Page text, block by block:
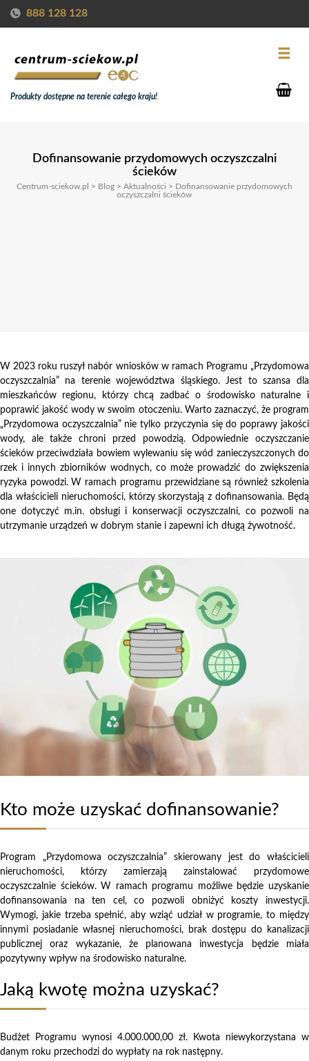
888 128 128
Produkty dostępne na terenie całego kraju!
Dofinansowanie przydomowych oczyszczalni
ścieków
Centrum-sciekow.pl > Blog > Aktualności > Dofinansowanie przydomowych
oczyszczalni ścieków
W 2023 roku ruszył nabór wniosków w ramach Programu „Przydomowa
oczyszczalnia” na terenie województwa śląskiego. Jest to szansa dla
mieszkańców regionu, którzy chcą zadbać o środowisko naturalne i
poprawić jakość wody w swoim otoczeniu. Warto zaznaczyć, że program
„Przydomowa oczyszczalnia” nie tylko przyczynia się do poprawy jakości
wody, ale także chroni przed powodzią. Odpowiednie oczyszczanie
ścieków przeciwdziała bowiem wylewaniu się wód zanieczyszczonych do
rzek i innych zbiorników wodnych, co może prowadzić do zwiększenia
ryzyka powodzi. W ramach programu przewidziane są również szkolenia
dla właścicieli nieruchomości, którzy skorzystają z dofinansowania. Będą
one dotyczyć m.in. obsługi i konserwacji oczyszczalni, co pozwoli na
utrzymanie urządzeń w dobrym stanie i zapewni ich długą żywotność.
Kto może uzyskać dofinansowanie?
Program „Przydomowa oczyszczalnia” skierowany jest do właścicieli
nieruchomości, którzy zamierzają zainstalować przydomowe
oczyszczalnie ścieków. W ramach programu możliwe będzie uzyskanie
dofinansowania na ten cel, co pozwoli obniżyć koszty inwestycji.
Wymogi, jakie trzeba spełnić, aby wziąć udział w programie, to między
innymi posiadanie własnej nieruchomości, brak dostępu do kanalizacji
publicznej oraz wykazanie, że planowana inwestycja będzie miała
pozytywny wpływ na środowisko naturalne.
Jaką kwotę można uzyskać?
Budżet Programu wynosi 4.000.000,00 zł. Kwota niewykorzystana w
danym roku przechodzi do wypłaty na rok następny.